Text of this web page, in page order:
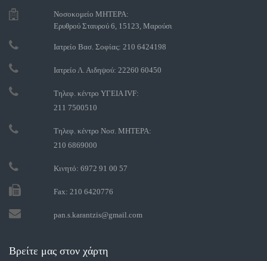
Νοσοκομείο ΜΗΤΕΡΑ:
Ερυθρού Σταυρού 6, 15123, Μαρούσι
Ιατρείο Βασ. Σοφίας: 210 6424198
Ιατρείο Λ. Αιδηψού: 22260 60450
Τηλεφ. κέντρο ΥΓΕΙΑ IVF:
211 7500510
Τηλεφ. κέντρο Νοσ. ΜΗΤΕΡΑ:
210 6869000
Κινητό: 6972 91 00 57
Fax: 210 6420776
pan.s.karantzis@gmail.com
Βρείτε μας στον χάρτη